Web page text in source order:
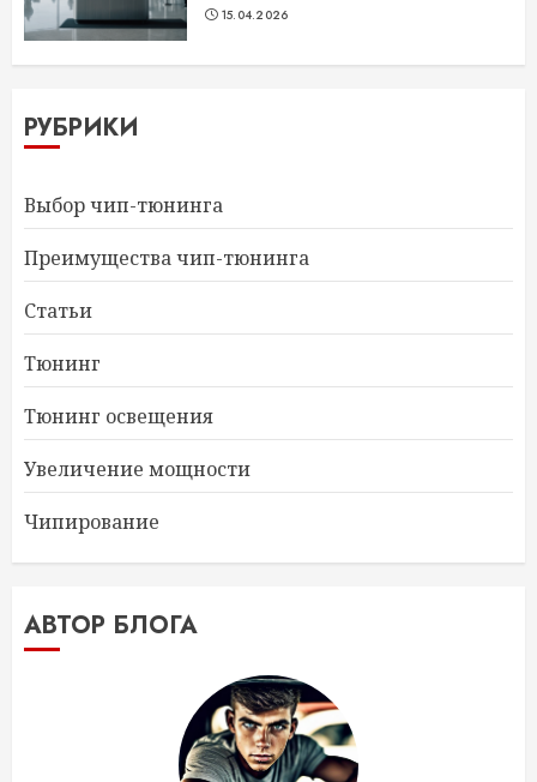
15.04.2026
РУБРИКИ
Выбор чип-тюнинга
Преимущества чип-тюнинга
Статьи
Тюнинг
Тюнинг освещения
Увеличение мощности
Чипирование
АВТОР БЛОГА